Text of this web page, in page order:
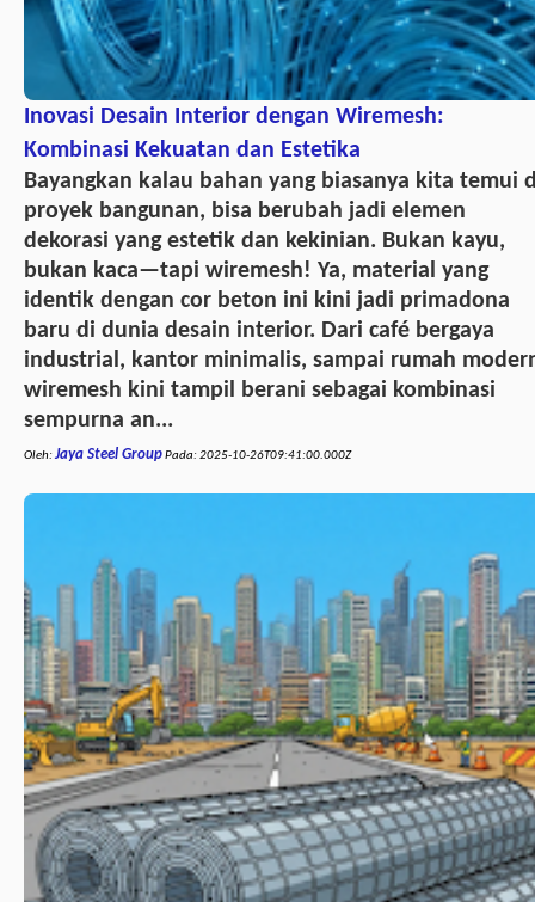
Inovasi Desain Interior dengan Wiremesh:
Kombinasi Kekuatan dan Estetika
Bayangkan kalau bahan yang biasanya kita temui
proyek bangunan, bisa berubah jadi elemen
dekorasi yang estetik dan kekinian. Bukan kayu,
bukan kaca—tapi wiremesh! Ya, material yang
identik dengan cor beton ini kini jadi primadona
baru di dunia desain interior. Dari café bergaya
industrial, kantor minimalis, sampai rumah
wiremesh kini tampil berani sebagai kombinasi
sempurna an...
Oleh:Jaya Steel GroupPada:2025-10-26T09:41:00.000Z